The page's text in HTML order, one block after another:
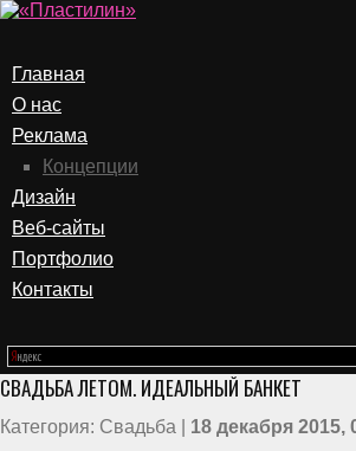
Главная
О нас
Реклама
Концепции
Дизайн
Веб-сайты
Портфолио
Контакты
СВАДЬБА ЛЕТОМ. ИДЕАЛЬНЫЙ БАНКЕТ
Категория: Свадьба | 18 декабря 2015,